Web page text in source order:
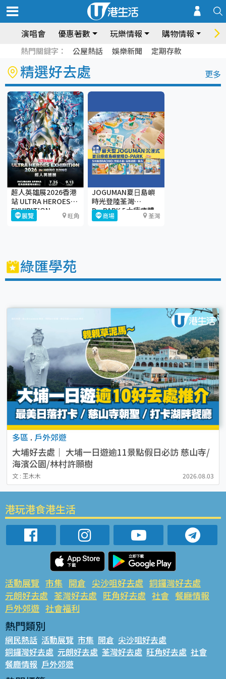
演唱會 優惠著數 玩樂情報 購物情報 飲
熱門關鍵字： 公屋熱話 娛樂新聞 定期存款
精選好去處 更多
超人英雄展2026香港
站 ULTRA HEROES
EXHIBITION
展覽 旺角
JOGUMAN夏⽇島嶼
時光登陸荃灣
D·PARK 5大療癒體
驗區+期間限定店
商場 荃灣
綠匯學苑
多區 . 戶外郊遊
大埔好去處｜ 大埔一日遊逾11景點假日必訪 慈山寺/
海濱公園/林村許願樹
文 : 王木木 2026.08.03
港玩港食港生活
活動展覽 市集 開倉 尖沙咀好去處 銅鑼灣好去處
元朗好去處 荃灣好去處 旺角好去處 社會 餐廳情報
戶外郊遊 社會福利
熱門類別
網民熱話 活動展覽 市集 開倉 尖沙咀好去處
銅鑼灣好去處 元朗好去處 荃灣好去處 旺角好去處 社會
餐廳情報 戶外郊遊